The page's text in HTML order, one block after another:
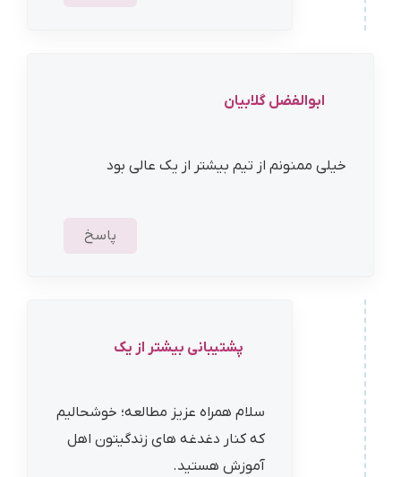
ابوالفضل گلابیان
خیلی ممنونم از تیم بیشتر از یک عالی بود
پاسخ
پشتیبانی بیشتر از یک
سلام همراه عزیز مطالعه؛ خوشحالیم
که کنار دغدغه های زندگیتون اهل
آموزش هستید.